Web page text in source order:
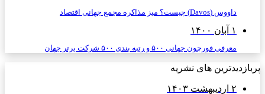
داووس (Davos) چیست؟ میز مذاکره مجمع جهانی اقتصاد
۱ آبان ۱۴۰۰
معرفی فورچون جهانی ۵۰۰ و رتبه بندی ۵۰۰ شرکت برتر جهان
پربازدیدترین های نشریه
۲ اردیبهشت ۱۴۰۳